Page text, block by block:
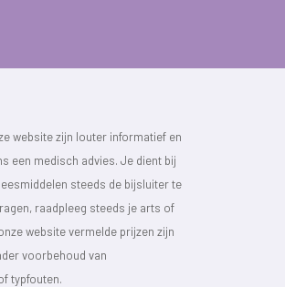
website zijn louter informatief en
een medisch advies. Je dient bij
steeds de bijsluiter te
raadpleeg steeds je arts of
website vermelde prijzen zijn
voorbehoud van
typfouten.